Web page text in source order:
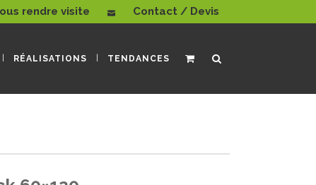
rendre visite Contact / Devis
RÉALISATIONS TENDANCES